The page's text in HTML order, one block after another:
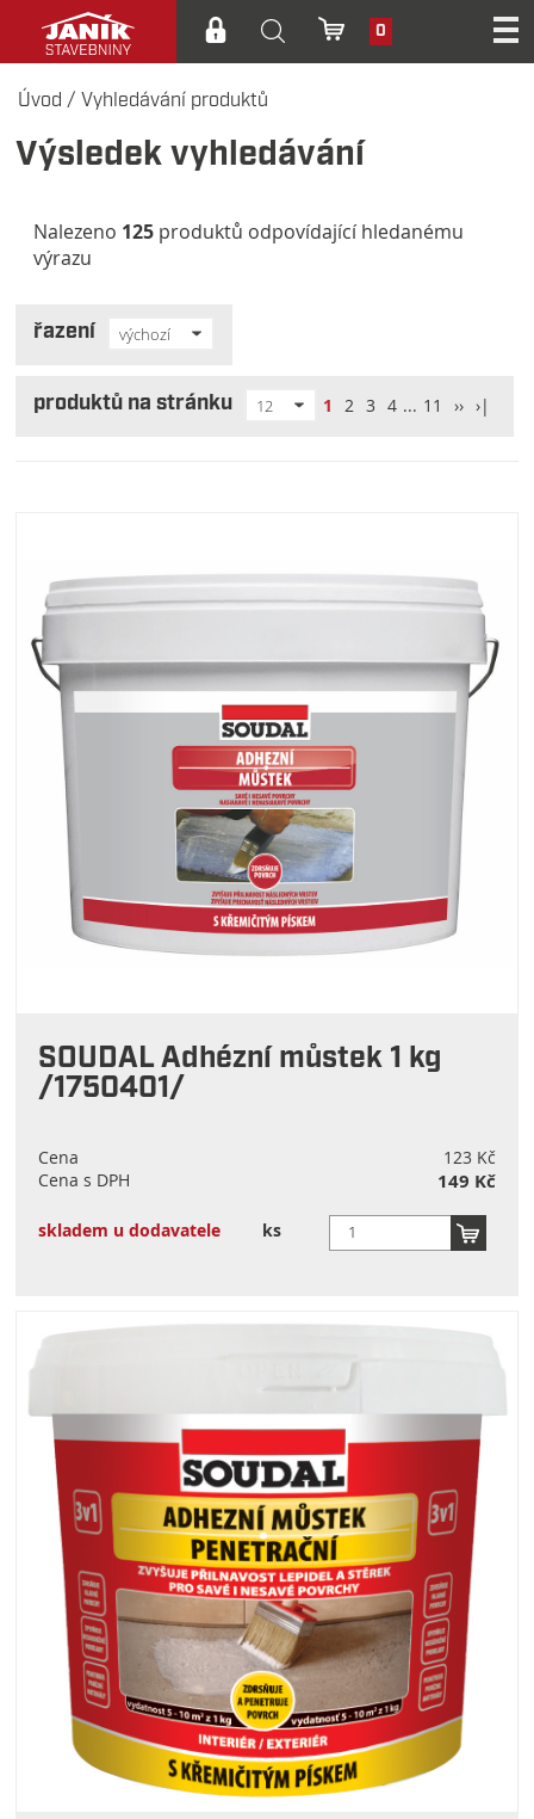
0
Úvod / Vyhledávání produktů
Výsledek vyhledávání
Nalezeno 125 produktů odpovídající hledanému
výrazu
řazení výchozí
produktů na stránku 12 1 2 3 4 ... 11 ›› ›|
SOUDAL Adhézní můstek 1 kg
/1750401/
Cena
123 Kč
Cena s DPH
149 Kč
skladem u dodavatele ks